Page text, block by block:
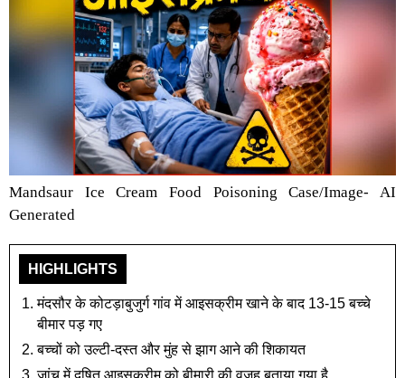
Mandsaur Ice Cream Food Poisoning Case/Image- AI
Generated
HIGHLIGHTS
मंदसौर के कोटड़ाबुजुर्ग गांव में आइसक्रीम खाने के बाद 13-15 बच्चे
बीमार पड़ गए
बच्चों को उल्टी-दस्त और मुंह से झाग आने की शिकायत